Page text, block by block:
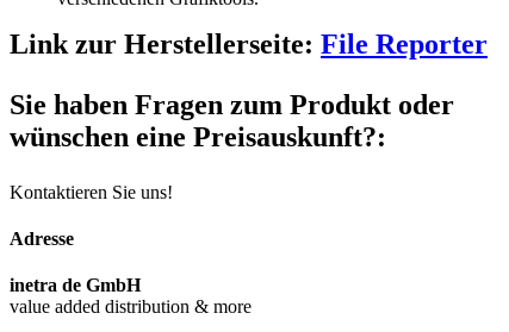
Link zur Herstellerseite: File Reporter
Sie haben Fragen zum Produkt oder
wünschen eine Preisauskunft?:
Kontaktieren Sie uns!
Adresse
inetra de GmbH
value added distribution & more